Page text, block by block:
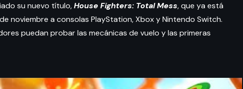
su nuevo título,House Fighters: Total Mess, que ya está
noviembre a consolas PlayStation, Xbox y Nintendo Switch.
puedan probar las mecánicas de vuelo y las primeras